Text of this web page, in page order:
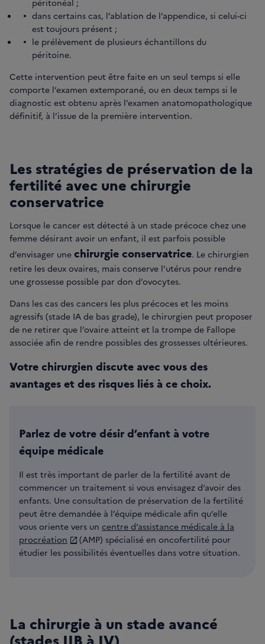
dans certains cas, l’ablation de l’appendice, si celui-ci
est toujours présent ;
le prélèvement de plusieurs échantillons du
péritoine.
Cette intervention peut être faite en un seul temps si elle
comporte l’examen extemporané, ou en deux temps si le
diagnostic est obtenu après l’examen anatomopathologique
définitif, à l’issue de la première intervention.
Les stratégies de préservation de la
fertilité avec une chirurgie
conservatrice
Lorsque le cancer est détecté à un stade précoce chez une
femme désirant avoir un enfant, il est parfois possible
d’envisager une chirurgie conservatrice. Le chirurgien
retire les deux ovaires, mais conserve l’utérus pour rendre
une grossesse possible par don d’ovocytes.
Dans les cas des cancers les plus précoces et les moins
agressifs (stade IA de bas grade), le chirurgien peut proposer
de ne retirer que l’ovaire atteint et la trompe de Fallope
associée afin de rendre possibles des grossesses ultérieures.
Votre chirurgien discute avec vous des
avantages et des risques liés à ce choix.
Parlez de votre désir d’enfant à votre
équipe médicale
Il est très important de parler de la fertilité avant de
commencer un traitement si vous envisagez d’avoir des
enfants. Une consultation de préservation de la fertilité
peut être demandée à l’équipe médicale afin qu’elle
vous oriente vers un centre d’assistance médicale à la
procréation
(AMP) spécialisé en oncofertilité pour
étudier les possibilités éventuelles dans votre situation.
La chirurgie à un stade avancé
(stades IIB à IV)